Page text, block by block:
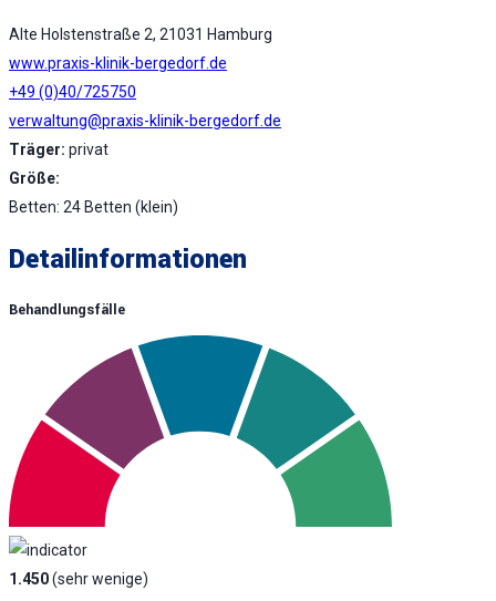
Alte Holstenstraße 2, 21031 Hamburg
www.praxis-klinik-bergedorf.de
+49 (0)40/725750
verwaltung@praxis-klinik-bergedorf.de
Träger: privat
Größe:
Betten: 24 Betten (klein)
Detailinformationen
Behandlungsfälle
1.450(sehr wenige)